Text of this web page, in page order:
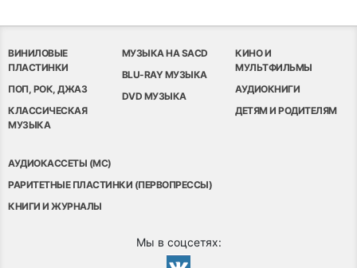
ВИНИЛОВЫЕ
ПЛАСТИНКИ
ПОП, РОК, ДЖАЗ
КЛАССИЧЕСКАЯ
МУЗЫКА
МУЗЫКА НА SACD
BLU-RAY МУЗЫКА
DVD МУЗЫКА
КИНО И
МУЛЬТФИЛЬМЫ
АУДИОКНИГИ
ДЕТЯМ И РОДИТЕЛЯМ
АУДИОКАССЕТЫ (MC)
РАРИТЕТНЫЕ ПЛАСТИНКИ (ПЕРВОПРЕССЫ)
КНИГИ И ЖУРНАЛЫ
Мы в соцсетях: